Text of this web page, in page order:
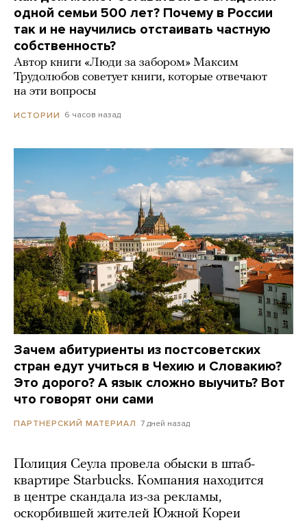
одной семьи 500 лет? Почему в России
так и не научились отстаивать частную
собственность?
Автор книги «Люди за забором» Максим
Трудолюбов советует книги, которые отвечают
на эти вопросы
ИСТОРИИ 6 часов назад
Зачем абитуриенты из постсоветских
стран едут учиться в Чехию и Словакию?
Это дорого? А язык сложно выучить? Вот
что говорят они сами
ПАРТНЕРСКИЙ МАТЕРИАЛ 7 дней назад
Полиция Сеула провела обыски в штаб-
квартире Starbucks. Компания находится
в центре скандала из-за рекламы,
оскорбившей жителей Южной Кореи